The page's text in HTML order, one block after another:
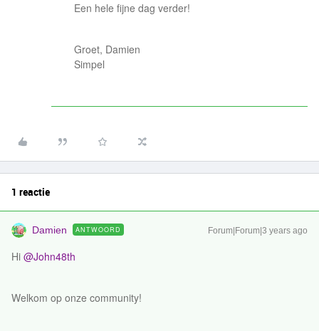
Een hele fijne dag verder!
Groet, Damien
Simpel
1 reactie
Damien ANTWOORD Forum|Forum|3 years ago
Hi @John48th
Welkom op onze community!